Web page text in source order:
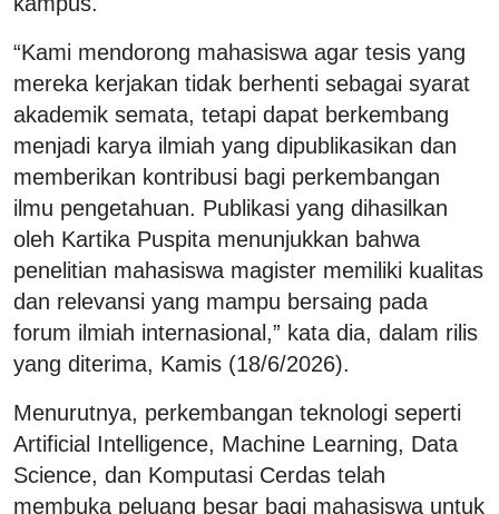
“Kami mendorong mahasiswa agar tesis yang
mereka kerjakan tidak berhenti sebagai syarat
akademik semata, tetapi dapat berkembang
menjadi karya ilmiah yang dipublikasikan dan
memberikan kontribusi bagi perkembangan
ilmu pengetahuan. Publikasi yang dihasilkan
oleh Kartika Puspita menunjukkan bahwa
penelitian mahasiswa magister memiliki kualitas
dan relevansi yang mampu bersaing pada
forum ilmiah internasional,” kata dia, dalam rilis
yang diterima, Kamis (18/6/2026).
Menurutnya, perkembangan teknologi seperti
Artificial Intelligence, Machine Learning, Data
Science, dan Komputasi Cerdas telah
membuka peluang besar bagi mahasiswa untuk